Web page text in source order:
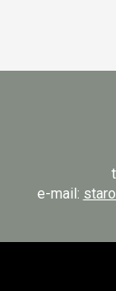
e-mail: